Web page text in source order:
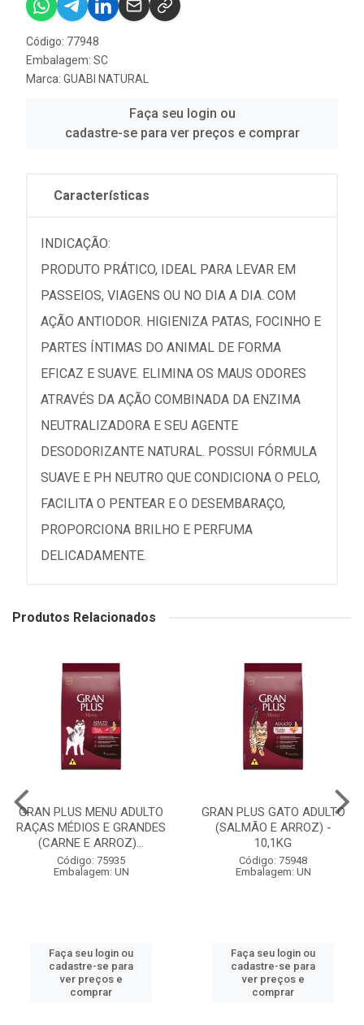
Código: 77948
Embalagem: SC
Marca: GUABI NATURAL
Faça seu login ou
cadastre-se para ver preços e comprar
Características
INDICAÇÃO:
PRODUTO PRÁTICO, IDEAL PARA LEVAR EM
PASSEIOS, VIAGENS OU NO DIA A DIA. COM
AÇÃO ANTIODOR. HIGIENIZA PATAS, FOCINHO E
PARTES ÍNTIMAS DO ANIMAL DE FORMA
EFICAZ E SUAVE. ELIMINA OS MAUS ODORES
ATRAVÉS DA AÇÃO COMBINADA DA ENZIMA
NEUTRALIZADORA E SEU AGENTE
DESODORIZANTE NATURAL. POSSUI FÓRMULA
SUAVE E PH NEUTRO QUE CONDICIONA O PELO,
FACILITA O PENTEAR E O DESEMBARAÇO,
PROPORCIONA BRILHO E PERFUMA
DELICADAMENTE.
Produtos Relacionados
GRAN PLUS MENU ADULTO
RAÇAS MÉDIOS E GRANDES
(CARNE E ARROZ)...
Código: 75935
Embalagem: UN
Faça seu login ou
cadastre-se para
ver preços e
comprar
GRAN PLUS GATO ADULTO
(SALMÃO E ARROZ) -
10,1KG
Código: 75948
Embalagem: UN
Faça seu login ou
cadastre-se para
ver preços e
comprar